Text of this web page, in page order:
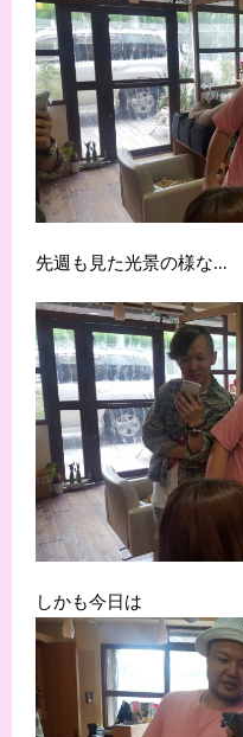
先週も見た光景の様な…
しかも今日は